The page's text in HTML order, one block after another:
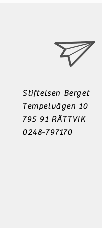
Stiftelsen Berget
Tempelvägen 10
795 91 RÄTTVIK
0248-797170